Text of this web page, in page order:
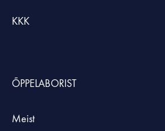
KKK
ÕPPELABORIST
Meist